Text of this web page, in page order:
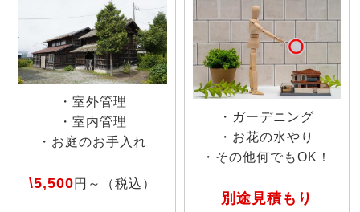
・室外管理
・室内管理
・お庭のお手入れ
\5,500円～（税込）
・ガーデニング
・お花の水やり
・その他何でもOK！
別途見積もり